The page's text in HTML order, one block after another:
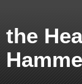
the